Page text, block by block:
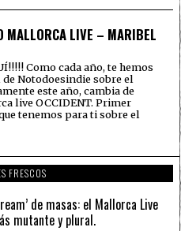
MALLORCA LIVE – MARIBEL
Como cada año, te hemos
Notodoesindie sobre el
este año, cambia de
live OCCIDENT. Primer
tenemos para ti sobre el
FRESCOS
de masas: el Mallorca Live
mutante y plural.